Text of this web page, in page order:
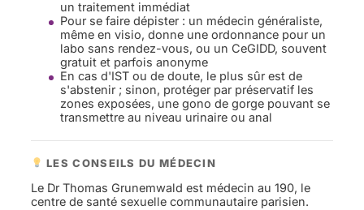
un traitement immédiat
Pour se faire dépister : un médecin généraliste,
même en visio, donne une ordonnance pour un
labo sans rendez-vous, ou un CeGIDD, souvent
gratuit et parfois anonyme
En cas d'IST ou de doute, le plus sûr est de
s'abstenir ; sinon, protéger par préservatif les
zones exposées, une gono de gorge pouvant se
transmettre au niveau urinaire ou anal
LES CONSEILS DU MÉDECIN
Le Dr Thomas Grunemwald est médecin au 190, le
centre de santé sexuelle communautaire parisien.